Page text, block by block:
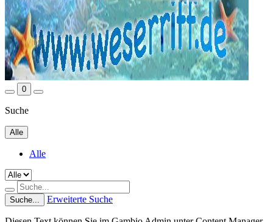
0
Suche
Alle
Alle
Suche... Erweiterte Suche